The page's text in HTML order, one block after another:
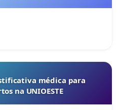
médica para
na UNIOESTE